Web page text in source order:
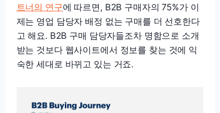
트너의 연구에 따르면, B2B 구매자의 75%가 이
제는 영업 담당자 배정 없는 구매를 더 선호한다
고 해요. B2B 구매 담당자들조차 명함으로 소개
받는 것보다 웹사이트에서 정보를 찾는 것에 익
숙한 세대로 바뀌고 있는 거죠.